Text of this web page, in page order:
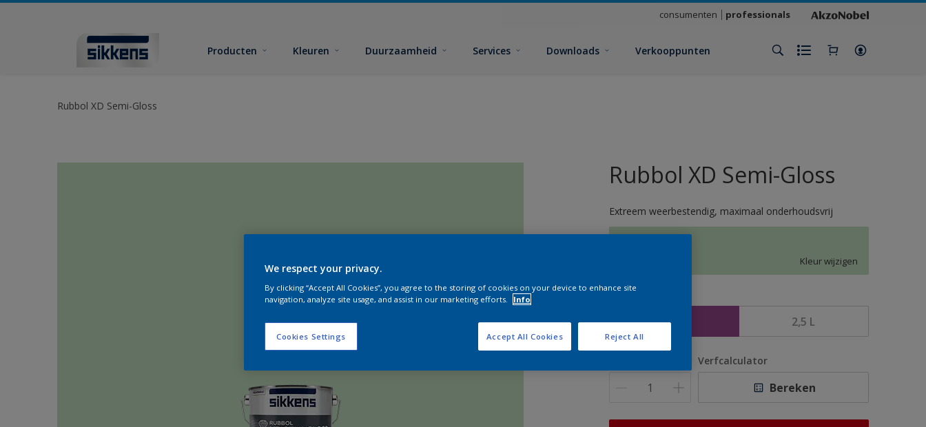
consumenten professionals
Producten Kleuren Duurzaamheid Services Downloads Verkooppunten
Rubbol XD Semi-Gloss
Rubbol XD Semi-Gloss
Extreem weerbestendig, maximaal onderhoudsvrij
Kleur wijzigen
1 L 2,5 L
Verfcalculator
Bereken
We respect your privacy.
By clicking “Accept All Cookies”, you agree to the storing of cookies on your device to enhance site
navigation, analyze site usage, and assist in our marketing efforts.
Info
Cookies Settings Reject All
Accept All Cookies